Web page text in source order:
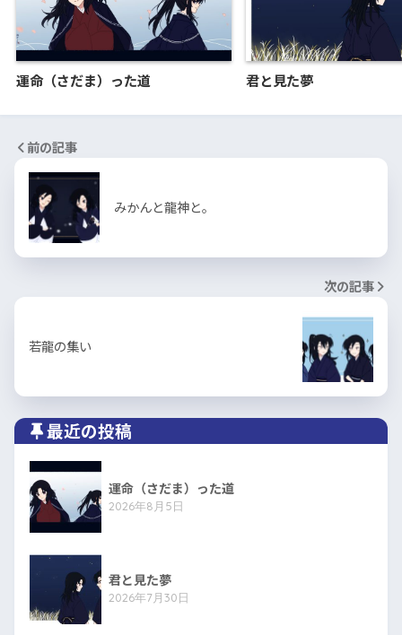
運命（さだま）った道 君と見た夢
前の記事
みかんと龍神と。
次の記事
若龍の集い
最近の投稿
運命（さだま）った道
2026年8月5日
君と見た夢
2026年7月30日